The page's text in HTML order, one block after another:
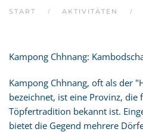
START AKTIVITÄTEN
Kampong Chhnang:
Kampong Chhnang, oft als der
bezeichnet, ist eine Provinz,
Töpfertradition bekannt ist.
bietet die Gegend mehrere